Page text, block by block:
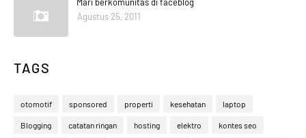
Agustus 25, 2011
TAGS
otomotif sponsored properti kesehatan laptop
Blogging catatan ringan hosting elektro kontes seo